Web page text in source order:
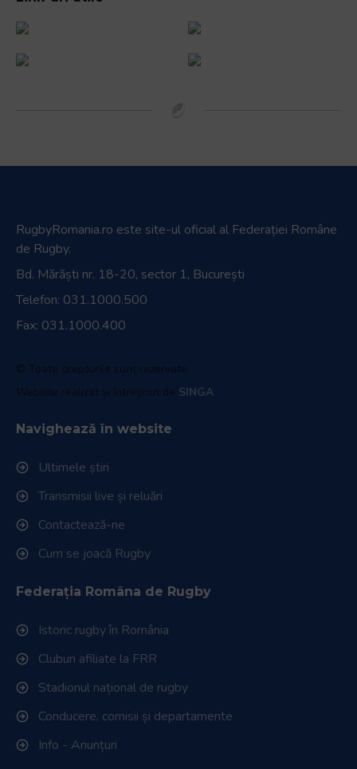
RugbyRomania.ro este site-ul oficial al Federației Române
de Rugby.
Bd. Mărăști nr. 18-20, sector 1, București
Telefon: 031.1000.500
Fax: 031.1000.400
© Toate drepturile sunt rezervate.
Website realizat și întreținut de SINGA
Navighează în website
Ultimele știri
Transmisii live și reluări
Contactează-ne
Cum se joacă Rugby
Federația Româna de Rugby
Istoric rugby în România
Cluburi afiliate la FRR
Stadionul național de rugby
Conducere, comisii și departamente
Info - Anunțuri